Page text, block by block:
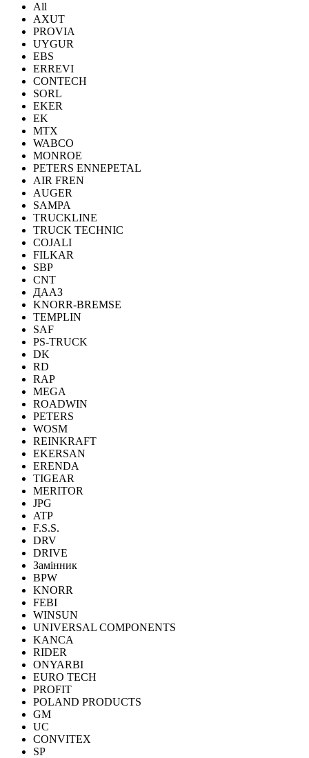
All
AXUT
PROVIA
UYGUR
EBS
ERREVI
CONTECH
SORL
EKER
EK
MTX
WABCO
MONROE
PETERS ENNEPETAL
AIR FREN
AUGER
SAMPA
TRUCKLINE
TRUCK TECHNIC
COJALI
FILKAR
SBP
CNT
ДААЗ
KNORR-BREMSE
TEMPLIN
SAF
PS-TRUCK
DK
RD
RAP
MEGA
ROADWIN
PETERS
WOSM
REINKRAFT
EKERSAN
ERENDA
TIGEAR
MERITOR
JPG
ATP
F.S.S.
DRV
DRIVE
Замінник
BPW
KNORR
FEBI
WINSUN
UNIVERSAL COMPONENTS
KANCA
RIDER
ONYARBI
EURO TECH
PROFIT
POLAND PRODUCTS
GM
UC
CONVITEX
SP